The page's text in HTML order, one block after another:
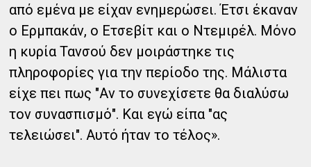
από εμένα με είχαν ενημερώσει. Έτσι έκαναν
ο Ερμπακάν, ο Ετσεβίτ και ο Ντεμιρέλ. Μόνο
η κυρία Τανσού δεν μοιράστηκε τις
πληροφορίες για την περίοδο της. Μάλιστα
είχε πει πως "Αν το συνεχίσετε θα διαλύσω
τον συνασπισμό". Και εγώ είπα "ας
τελειώσει". Αυτό ήταν το τέλος».